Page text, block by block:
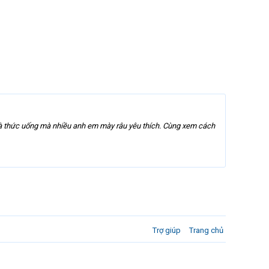
uống mà nhiều anh em mày râu yêu thích. Cùng xem cách
Trợ giúp Trang chủ